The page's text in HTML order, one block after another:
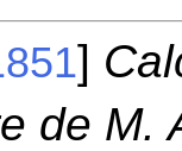
]
de M.